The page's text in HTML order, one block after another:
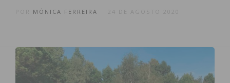
MÓNICA FERREIRA 24 DE AGOSTO 2020